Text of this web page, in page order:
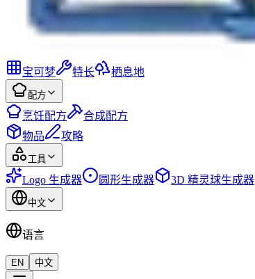
宝可梦
特长 栖息地
配方
烹饪配方
合成配方
物品
攻略
工具
Logo 生成器 圆形生成器 3D 精灵球生成器
中文
语言
EN 中文